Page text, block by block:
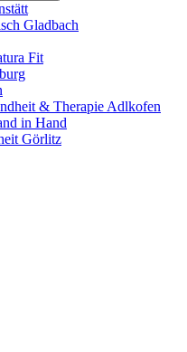
Gladbach
Fit
& Therapie Adlkofen
in Hand
Görlitz